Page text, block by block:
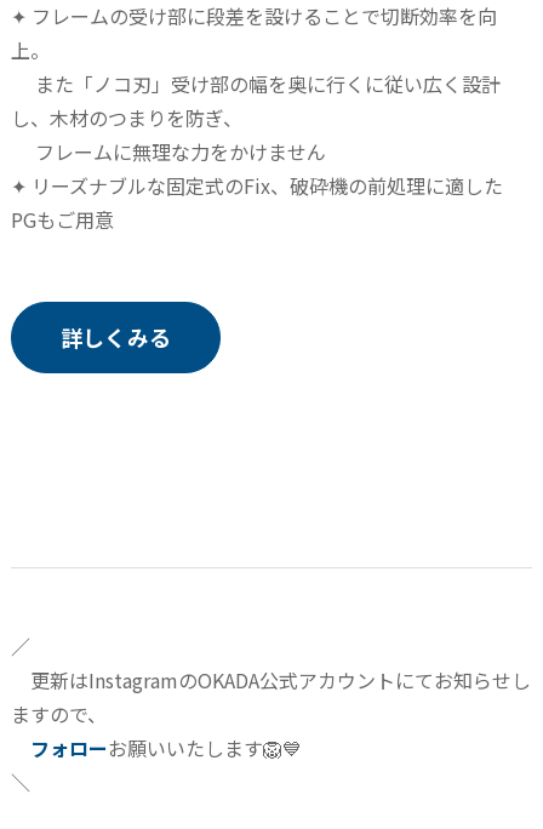
✦ フレームの受け部に段差を設けることで切断効率を向
上。
また「ノコ刃」受け部の幅を奥に行くに従い広く設計
し、木材のつまりを防ぎ、
フレームに無理な力をかけません
✦ リーズナブルな固定式のFix、破砕機の前処理に適した
PGもご用意
詳しくみる
／
更新はInstagramのOKADA公式アカウントにてお知らせし
ますので、
フォローお願いいたします🦁💙
＼